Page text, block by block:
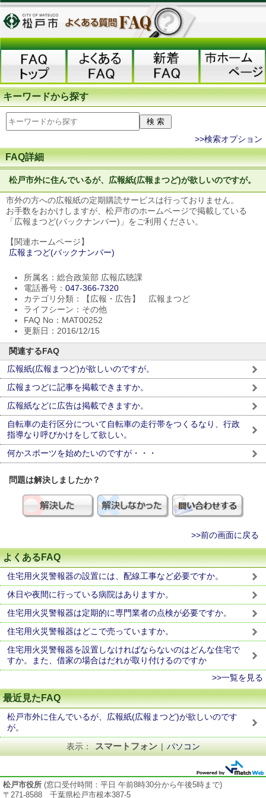
キーワードから探す
>>検索オプション
FAQ詳細
松戸市外に住んでいるが、広報紙(広報まつど)が欲しいのですが。
市外の方への広報紙の定期購読サービスは行っておりません。
お手数をおかけしますが、松戸市のホームページで掲載している
「広報まつど(バックナンバー)」をご利用ください。
【関連ホームページ】
広報まつど(バックナンバー)
所属名：総合政策部 広報広聴課
電話番号： 047-366-7320
カテゴリ分類：【広報・広告】 広報まつど
ライフシーン：その他
FAQ No：MAT00252
更新日：2016/12/15
関連するFAQ
広報紙(広報まつど)が欲しいのですが。
広報まつどに記事を掲載できますか。
広報紙などに広告は掲載できますか。
自転車の走行区分について自転車の走行帯をつくるなり、行政
指導なり呼びかけをして欲しい。
何かスポーツを始めたいのですが・・・
問題は解決しましたか？
>>前の画面に戻る
よくあるFAQ
住宅用火災警報器の設置には、配線工事など必要ですか。
休日や夜間に行っている病院はありますか。
住宅用火災警報器は定期的に専門業者の点検が必要ですか。
住宅用火災警報器はどこで売っていますか。
住宅用火災警報器を設置しなければならないのはどんな住宅で
すか。また、借家の場合はだれが取り付けるのですか
>>一覧を見る
最近見たFAQ
松戸市外に住んでいるが、広報紙(広報まつど)が欲しいのです
が。
表示： スマートフォン | パソコン
松戸市役所 (窓口受付時間：平日 午前8時30分から午後5時まで)
〒271-8588 千葉県松戸市根本387-5